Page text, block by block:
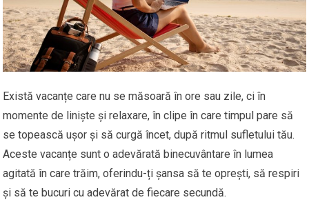
Există vacanțe care nu se măsoară în ore sau zile, ci în
momente de liniște și relaxare, în clipe în care timpul pare să
se topească ușor și să curgă încet, după ritmul sufletului tău.
Aceste vacanțe sunt o adevărată binecuvântare în lumea
agitată în care trăim, oferindu-ți șansa să te oprești, să respiri
și să te bucuri cu adevărat de fiecare secundă.